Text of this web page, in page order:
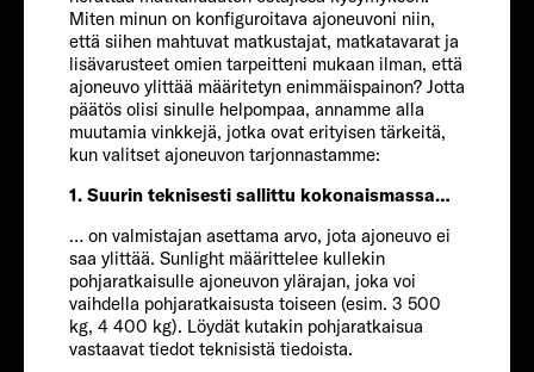
Lisätietoja
Miten minun on konfiguroitava ajoneuvoni niin,
että siihen mahtuvat matkustajat, matkatavarat ja
lisävarusteet omien tarpeitteni mukaan ilman, että
ajoneuvo ylittää määritetyn enimmäispainon? Jotta
päätös olisi sinulle helpompaa, annamme alla
muutamia vinkkejä, jotka ovat erityisen tärkeitä,
kun valitset ajoneuvon tarjonnastamme:
1. Suurin teknisesti sallittu kokonaismassa…
… on valmistajan asettama arvo, jota ajoneuvo ei
saa ylittää. Sunlight määrittelee kullekin
pohjaratkaisulle ajoneuvon ylärajan, joka voi
vaihdella pohjaratkaisusta toiseen (esim. 3 500
kg, 4 400 kg). Löydät kutakin pohjaratkaisua
vastaavat tiedot teknisistä tiedoista.
Chassis
FIAT
Matkustajat